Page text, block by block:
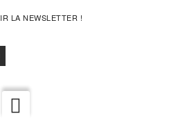
LA NEWSLETTER !